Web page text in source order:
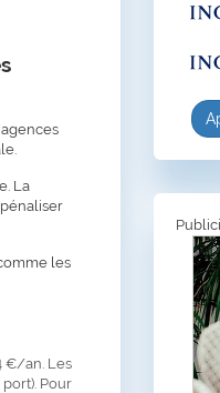
La
les
€/an. Les
Pour